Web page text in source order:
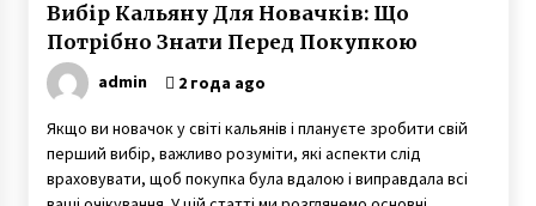
Вибір Кальяну Для Новачків: Що
Потрібно Знати Перед Покупкою
admin 2 года ago
Якщо ви новачок у світі кальянів і плануєте зробити свій
перший вибір, важливо розуміти, які аспекти слід
враховувати, щоб покупка була вдалою і виправдала всі